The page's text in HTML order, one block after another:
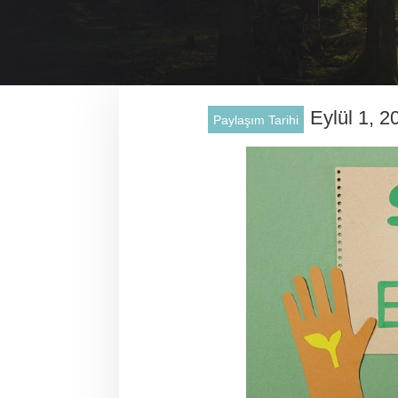
Paylaşım Tarihi Eylül 1,